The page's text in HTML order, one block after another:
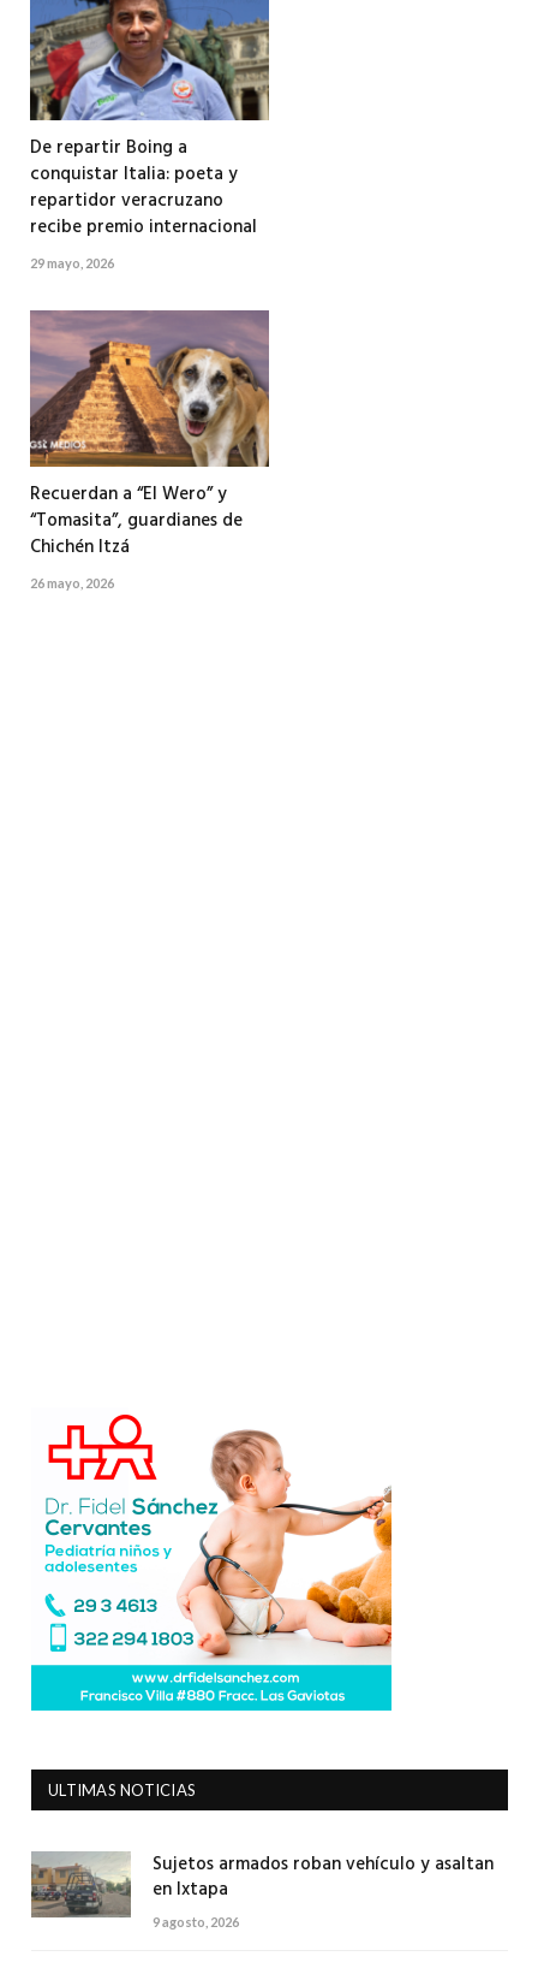
De repartir Boing a
conquistar Italia: poeta y
repartidor veracruzano
recibe premio internacional
29 mayo, 2026
Recuerdan a “El Wero” y
“Tomasita”, guardianes de
Chichén Itzá
26 mayo, 2026
ULTIMAS NOTICIAS
Sujetos armados roban vehículo y asaltan
en Ixtapa
9 agosto, 2026